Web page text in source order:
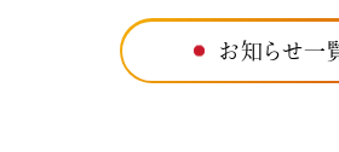
お知らせ一